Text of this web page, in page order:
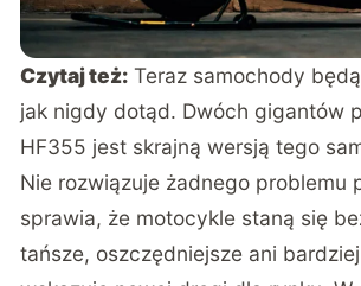
Czytaj też: Teraz samochody
jak nigdy dotąd. Dwóch gigantów
HF355 jest skrajną wersją tego
Nie rozwiązuje żadnego problemu
sprawia, że motocykle staną się
tańsze, oszczędniejsze ani